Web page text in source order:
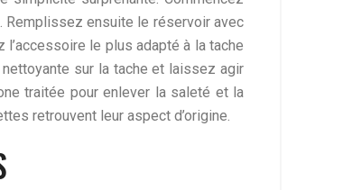
Remplissez ensuite le réservoir avec
l’accessoire le plus adapté à la tache
sur la tache et laissez agir
traitée pour enlever la saleté et la
retrouvent leur aspect d’origine.